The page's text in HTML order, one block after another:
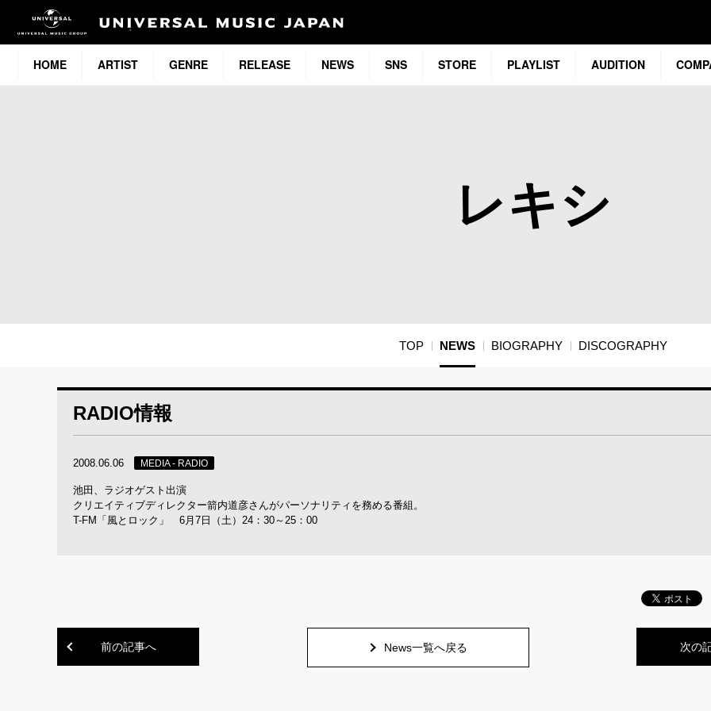
HOME ARTIST GENRE RELEASE NEWS SNS STORE PLAYLIST AUDITION
レキシ
TOP NEWS BIOGRAPHY DISCOGRAPHY
RADIO情報
2008.06.06 MEDIA - RADIO
池田、ラジオゲスト出演
クリエイティブディレクター箭内道彦さんがパーソナリティを務める番組。
T-FM「風とロック」 6月7日（土）24：30～25：00
前の記事へ 次の
News一覧へ戻る